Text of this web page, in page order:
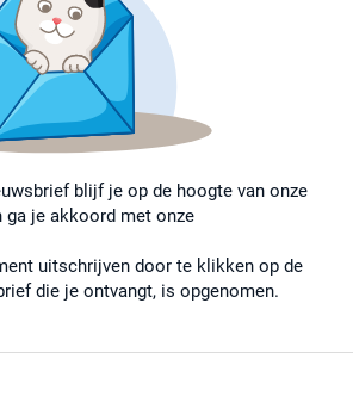
blijf je op de hoogte van onze
ga je akkoord met onze
uitschrijven door te klikken op de
die je ontvangt, is opgenomen.